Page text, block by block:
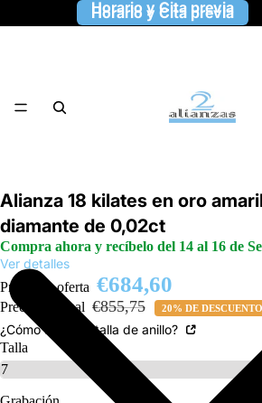
Horario y Cita previa
Horario y Cita previa
Alianza 18 kilates en oro
diamante de 0,02ct
Compra ahora y recíbelo del 14 al 16 de
Ver detalles
Precio de oferta €684,60
Precio habitual €855,75 20% DE DESCUENTO
¿Cómo saber la talla de anillo?
Talla